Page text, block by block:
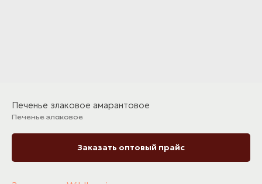
Печенье злаковое амарантовое
Печенье злаковое
Заказать оптовый прайс